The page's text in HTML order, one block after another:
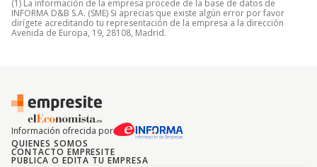
(1) La información de la empresa procede de la base de datos de
INFORMA D&B S.A. (SME) Si aprecias que existe algún error por favor
dirígete acreditando tu representación de la empresa a la dirección
Avenida de Europa, 19, 28108, Madrid.
Información ofrecida por
QUIENES SOMOS
CONTACTO EMPRESITE
PUBLICA O EDITA TU EMPRESA